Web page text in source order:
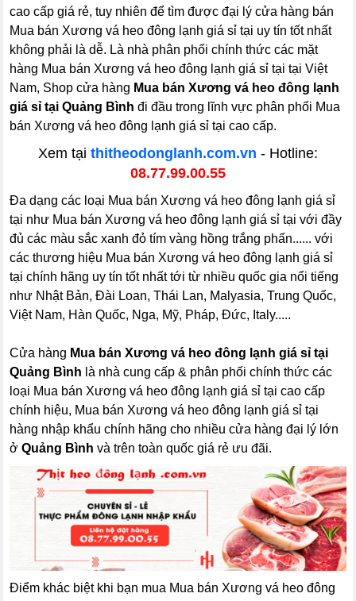
cao cấp giá rẻ, tuy nhiên để tìm được đại lý cửa hàng bán
Mua bán Xương vá heo đông lạnh giá sỉ tại uy tín tốt nhất
không phải là dễ. Là nhà phân phối chính thức các mặt
hàng Mua bán Xương vá heo đông lạnh giá sỉ tại tại Việt
Nam, Shop cửa hàng Mua bán Xương vá heo đông lạnh
giá sỉ tại Quảng Bình đi đầu trong lĩnh vực phân phối Mua
bán Xương vá heo đông lạnh giá sỉ tại cao cấp.
Xem tại thitheodonglanh.com.vn - Hotline:
08.77.99.00.55
Đa dạng các loại Mua bán Xương vá heo đông lạnh giá sỉ
tại như Mua bán Xương vá heo đông lạnh giá sỉ tại với đầy
đủ các màu sắc xanh đỏ tím vàng hồng trắng phấn...... với
các thương hiệu Mua bán Xương vá heo đông lạnh giá sỉ
tại chính hãng uy tín tốt nhất tới từ nhiều quốc gia nổi tiếng
như Nhật Bản, Đài Loan, Thái Lan, Malyasia, Trung Quốc,
Việt Nam, Hàn Quốc, Nga, Mỹ, Pháp, Đức, Italy.....
Cửa hàng Mua bán Xương vá heo đông lạnh giá sỉ tại
Quảng Bình là nhà cung cấp & phân phối chính thức các
loại Mua bán Xương vá heo đông lạnh giá sỉ tại cao cấp
chính hiệu, Mua bán Xương vá heo đông lạnh giá sỉ tại
hàng nhập khẩu chính hãng cho nhiều cửa hàng đại lý lớn
ởQuảng Bình và trên toàn quốc giá rẻ ưu đãi.
Điểm khác biệt khi bạn mua Mua bán Xương vá heo đông